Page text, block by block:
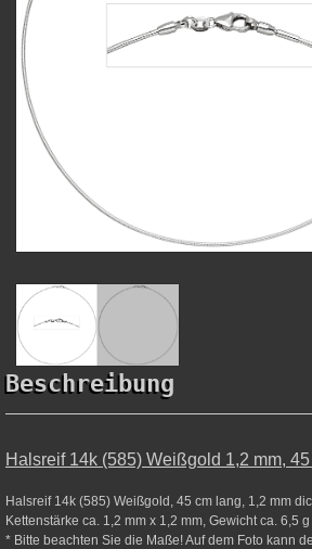
Beschreibung
Halsreif 14k (585) Weißgold 1,2 mm,
Halsreif 14k (585) Weißgold, 45 cm lang, 1,2 mm
Kettenstärke ca. 1,2 mm x 1,2 mm, Gewicht ca. 6,5 g
* Bitte beachten Sie die Maße! Auf dem Foto kann